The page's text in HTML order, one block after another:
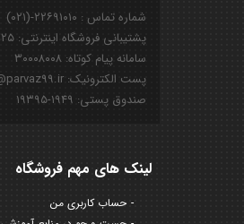
شماره تماس : ۲۲۶۹۱۰۱۰-(۰۲۱)
پشتیبانی فروشگاه اینترنتی: ۰۹۱۲۸۵۰۱۱۲۵
سامانه پیام کوتاه: ۳۰۰۰۸۰۰۸
پست الکترونیک: info@parvaz99.ir
صندوق پستی: ۱۹۴۹-۱۹۳۹۵
لینک های مهم فروشگاه
حساب کاربری من